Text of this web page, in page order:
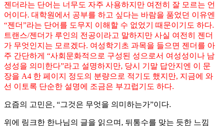
젠더라는 단어는 너무도 자주 사용하지만 여전히 잘 모르는 언
어이다. 대학원에서 공부를 하고 싶다는 바람을 품었던 이유엔
“젠더”라는 단어를 도무지 이해할 수 없었기 때문이기도 하다.
트랜스/젠더가 루인의 전공이라고 말하지만 사실 여전히 젠더
가 무엇인지는 모르겠다. 여성학기초 과목을 들으면 젠더를 아
주 간단하게 “사회문화적으로 구성된 성으로서 여성성이나 남
성성을 의미한다”라고 설명하지만, 당시 기말 답안지엔 이 문
장을 A4 한 페이지 정도의 분량으로 적기도 했지만, 지금에 와
선 이토록 단순한 설명에 조금은 부끄럽기도 하다.
요즘의 고민은, “그것은 무엇을 의미하는가”이다.
위에 링크한 한나님의 글을 읽으며, 뒤통수를 맞는 듯한 느낌